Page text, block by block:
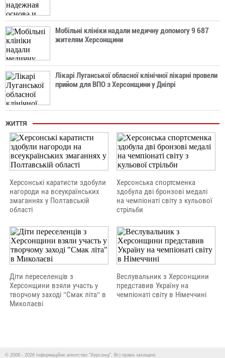
Мобільні клініки надали медичну допомогу 9 687
жителям Херсонщини
Лікарі Луганської обласної клінічної лікарні провели
прийом для ВПО з Херсонщини у Дніпрі
ЖИТТЯ
Херсонські каратисти здобули
нагороди на всеукраїнських
змаганнях у Полтавській
області
Херсонська спортсменка
здобула дві бронзові медалі
на чемпіонаті світу з кульової
стрільби
Діти переселенців з
Херсонщини взяли участь у
творчому заході "Смак літа" в
Миколаєві
Веслувальник з Херсонщини
представив Україну на
чемпіонаті світу в Німеччині
© 2008 - 2026 Інформаційне агентство "Херсонці". Всі права захищені.